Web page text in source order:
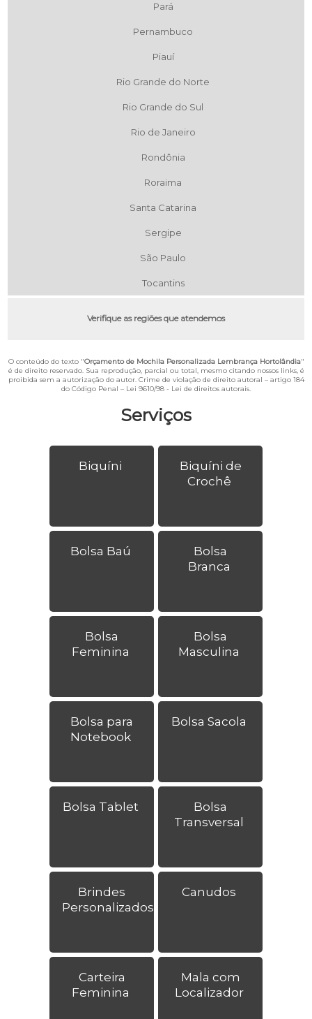
Serviços
Biquíni
Biquíni de
Crochê
Bolsa Baú
Bolsa
Branca
Bolsa
Feminina
Bolsa
Masculina
Bolsa para
Notebook
Bolsa Sacola
Bolsa Tablet
Bolsa
Transversal
Brindes
Personalizados
Canudos
Carteira
Feminina
Mala com
Localizador
Pará
Pernambuco
Piauí
Rio Grande do Norte
Rio Grande do Sul
Rio de Janeiro
Rondônia
Roraima
Santa Catarina
Sergipe
São Paulo
Tocantins
Verifique as regiões que atendemos
O conteúdo do texto "Orçamento de Mochila Personalizada Lembrança Hortolândia"
é de direito reservado. Sua reprodução, parcial ou total, mesmo citando nossos links, é
proibida sem a autorização do autor. Crime de violação de direito autoral – artigo 184
do Código Penal – Lei 9610/98 - Lei de direitos autorais.